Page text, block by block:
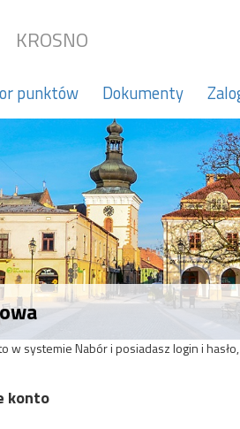
KROSNO
punktów Dokumenty
w systemie Nabór i posiadasz login i
konto